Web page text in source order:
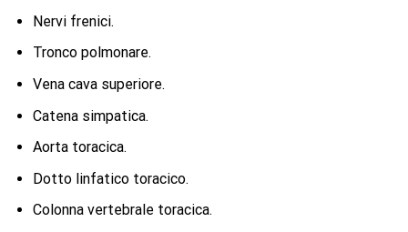
Nervi frenici.
Tronco polmonare.
Vena cava superiore.
Catena simpatica.
Aorta toracica.
Dotto linfatico toracico.
Colonna vertebrale toracica.